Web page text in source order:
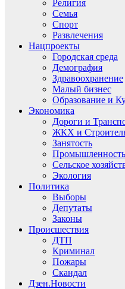
Религия
Семья
Спорт
Развлечения
Нацпроекты
Городская среда
Демография
Здравоохранение
Малый бизнес
Образование и
Экономика
Дороги и
ЖКХ и
Занятость
Промышленность
Сельское
Экология
Политика
Выборы
Депутаты
Законы
Происшествия
ДТП
Криминал
Пожары
Скандал
Дзен.Новости